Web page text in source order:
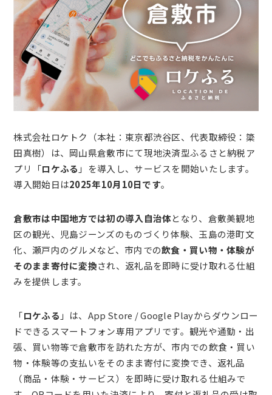
株式会社ロケトク（本社：東京都渋谷区、代表取締役：簗
田真樹）は、岡山県倉敷市にて現地決済型ふるさと納税ア
プリ「ロケふる 」を導入し、サービスを開始いたします。
導入開始日は2025年10月10日です。
倉敷市は中国地方では初の導入自治体となり、倉敷美観地
区の観光、児島ジーンズのものづくり体験、玉島の港町文
化、瀬戸内のグルメなど、市内での飲食・買い物・体験が
そのまま寄付に変換され、返礼品を即時に受け取れる仕組
みを提供します。
「ロケふる 」は、App Store / Google Playからダウンロー
ドできるスマートフォン専用アプリです。観光や通勤・出
張、買い物等で倉敷市を訪れた方が、市内での飲食・買い
物・体験等の支払いをそのまま寄付に変換でき、返礼品
（商品・体験・サービス）を即時に受け取れる仕組みで